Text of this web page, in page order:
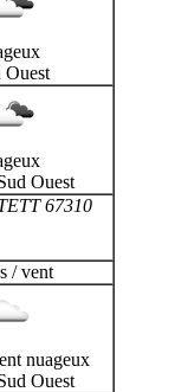
Ouest
Ouest
67310
/ vent
nuageux
Ouest